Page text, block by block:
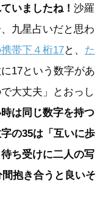
いましたね！ 沙羅
九星占いだと思わ
帯下４桁17と、 た
17という数字があ
大丈夫」とおっし
は同じ数字を持つ
の35は「互いに歩
ち受けに二人の写
抱き合うと良いそ